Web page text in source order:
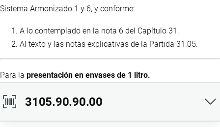
Sistema Armonizado 1 y 6, y conforme:
A lo contemplado en la nota 6 del Capítulo 31.
Al texto y las notas explicativas de la Partida 31.05.
Para la presentación en envases de 1 litro.
3105.90.90.00